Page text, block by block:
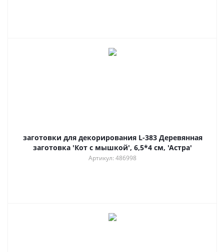
заготовки для декорирования L-383 Деревянная
заготовка 'Кот с мышкой', 6,5*4 см, 'Астра'
Артикул: 486998